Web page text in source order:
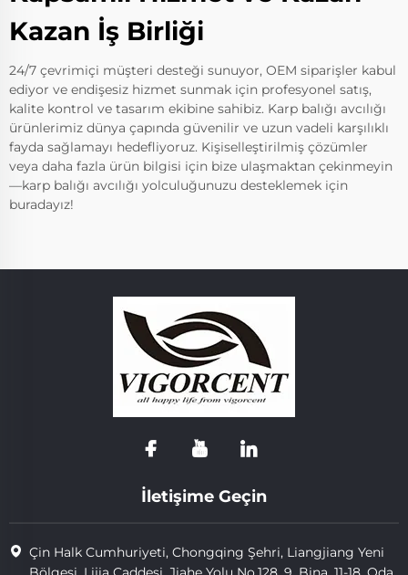
Kazan İş Birliği
24/7 çevrimiçi müşteri desteği sunuyor, OEM siparişler kabul
ediyor ve endişesiz hizmet sunmak için profesyonel satış,
kalite kontrol ve tasarım ekibine sahibiz. Karp balığı avcılığı
ürünlerimiz dünya çapında güvenilir ve uzun vadeli karşılıklı
fayda sağlamayı hedefliyoruz. Kişiselleştirilmiş çözümler
veya daha fazla ürün bilgisi için bize ulaşmaktan çekinmeyin
—karp balığı avcılığı yolculuğunuzu desteklemek için
buradayız!
İletişime Geçin
Çin Halk Cumhuriyeti, Chongqing Şehri, Liangjiang Yeni